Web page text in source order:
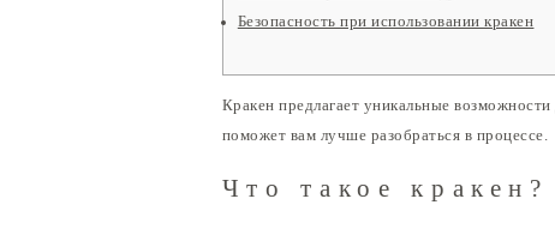
Безопасность при использовании кракен
Кракен предлагает уникальные
поможет вам лучше разобраться в процессе.
Что такое кракен?